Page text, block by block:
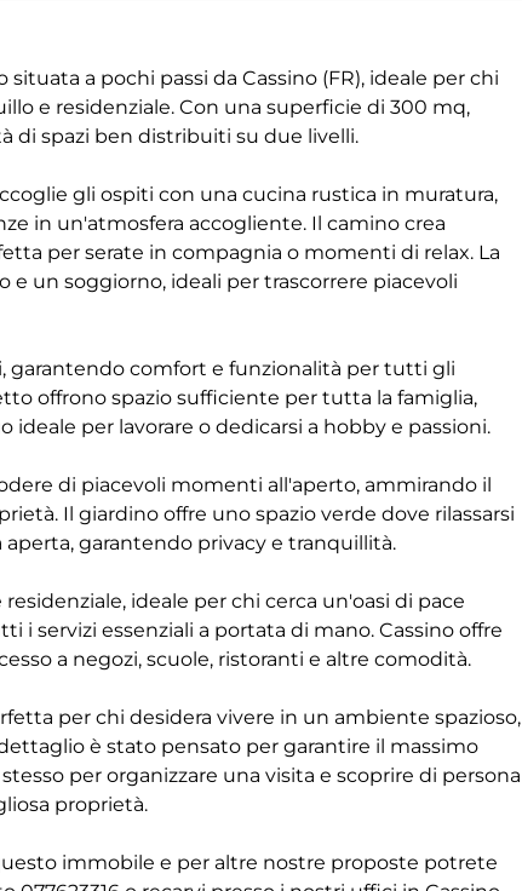
a pochi passi da Cassino (FR), ideale per chi
e residenziale. Con una superficie di 300 mq,
di spazi ben distribuiti su due livelli.
gli ospiti con una cucina rustica in muratura,
in un'atmosfera accogliente. Il camino crea
per serate in compagnia o momenti di relax. La
e un soggiorno, ideali per trascorrere piacevoli
garantendo comfort e funzionalità per tutti gli
offrono spazio sufficiente per tutta la famiglia,
per lavorare o dedicarsi a hobby e passioni.
di piacevoli momenti all'aperto, ammirando il
Il giardino offre uno spazio verde dove rilassarsi
garantendo privacy e tranquillità.
ideale per chi cerca un'oasi di pace
i servizi essenziali a portata di mano. Cassino offre
a negozi, scuole, ristoranti e altre comodità.
per chi desidera vivere in un ambiente spazioso,
è stato pensato per garantire il massimo
per organizzare una visita e scoprire di persona
proprietà.
immobile e per altre nostre proposte potrete